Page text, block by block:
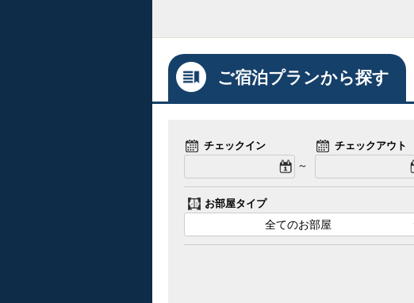
ご宿泊プランから探す
チェックイン
～
チェックアウト
お部屋タイプ
全てのお部屋